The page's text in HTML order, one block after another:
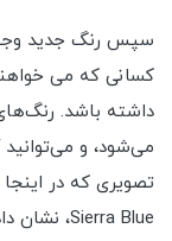
سپس رنگ جدید
کسانی که می
تصویری که در
Sierra Blue، نشان داده شده است.